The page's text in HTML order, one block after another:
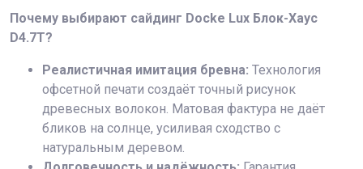
Почему выбирают сайдинг Docke Lux Блок-Хаус
D4.7T?
Реалистичная имитация бревна: Технология
офсетной печати создаёт точный рисунок
древесных волокон. Матовая фактура не даёт
бликов на солнце, усиливая сходство с
натуральным деревом.